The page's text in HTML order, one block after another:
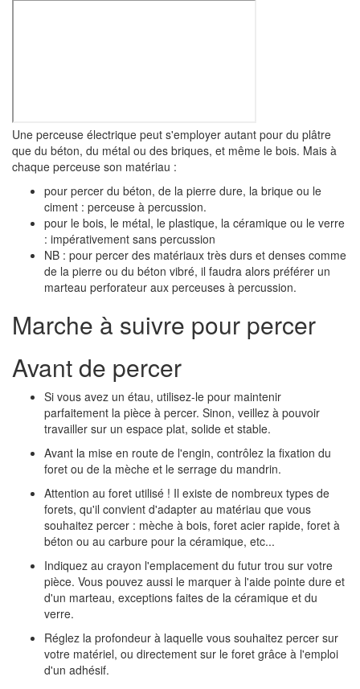
Une perceuse électrique peut s'employer autant pour du plâtre
que du béton, du métal ou des briques, et même le bois. Mais à
chaque perceuse son matériau :
pour percer du béton, de la pierre dure, la brique ou le
ciment : perceuse à percussion.
pour le bois, le métal, le plastique, la céramique ou le verre
: impérativement sans percussion
NB : pour percer des matériaux très durs et denses comme
de la pierre ou du béton vibré, il faudra alors préférer un
marteau perforateur aux perceuses à percussion.
Marche à suivre pour percer
Avant de percer
Si vous avez un étau, utilisez-le pour maintenir
parfaitement la pièce à percer. Sinon, veillez à pouvoir
travailler sur un espace plat, solide et stable.
Avant la mise en route de l'engin, contrôlez la fixation du
foret ou de la mèche et le serrage du mandrin.
Attention au foret utilisé ! Il existe de nombreux types de
forets, qu'il convient d'adapter au matériau que vous
souhaitez percer : mèche à bois, foret acier rapide, foret à
béton ou au carbure pour la céramique, etc...
Indiquez au crayon l'emplacement du futur trou sur votre
pièce. Vous pouvez aussi le marquer à l'aide pointe dure et
d'un marteau, exceptions faites de la céramique et du
verre.
Réglez la profondeur à laquelle vous souhaitez percer sur
votre matériel, ou directement sur le foret grâce à l'emploi
d'un adhésif.